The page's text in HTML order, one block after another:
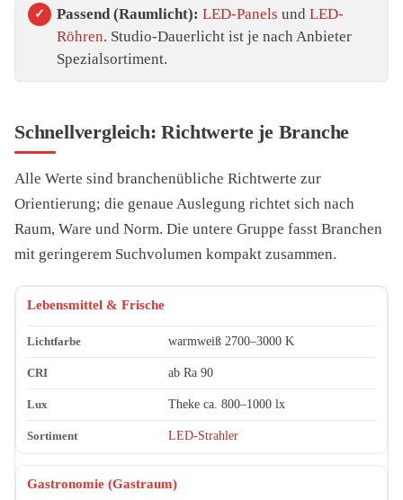
Passend (Raumlicht): LED-Panels und LED-
Röhren. Studio-Dauerlicht ist je nach Anbieter
Spezialsortiment.
Schnellvergleich: Richtwerte je Branche
Alle Werte sind branchenübliche Richtwerte zur
Orientierung; die genaue Auslegung richtet sich nach
Raum, Ware und Norm. Die untere Gruppe fasst Branchen
mit geringerem Suchvolumen kompakt zusammen.
Branche Lichtfarbe (Richtwert)
Lebensmittel & Frische
warmweiß 2700–3000 K
ab Ra 90
Theke ca. 800–1000 lx
LED-Strahler
Gastronomie (Gastraum)